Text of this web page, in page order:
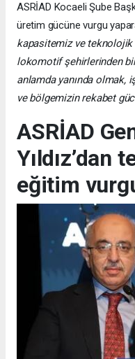
ASRİAD Kocaeli Şube
üretim gücüne vurgu
kapasitemiz ve teknolojik
lokomotif şehirlerinden
anlamda yanında olmak,
ve bölgemizin rekabet
ASRİAD
Yıldız’dan
eğitim